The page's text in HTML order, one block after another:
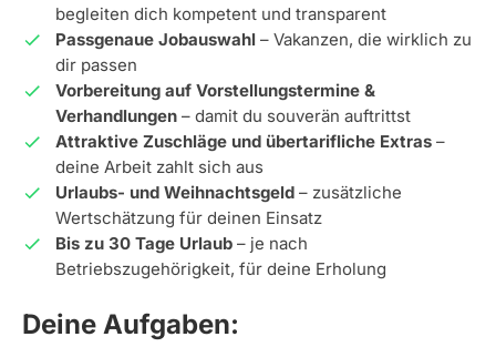
begleiten dich kompetent und transparent
Passgenaue Jobauswahl – Vakanzen, die wirklich zu
dir passen
Vorbereitung auf Vorstellungstermine &
Verhandlungen – damit du souverän auftrittst
Attraktive Zuschläge und übertarifliche Extras –
deine Arbeit zahlt sich aus
Urlaubs- und Weihnachtsgeld – zusätzliche
Wertschätzung für deinen Einsatz
Bis zu 30 Tage Urlaub – je nach
Betriebszugehörigkeit, für deine Erholung
Deine Aufgaben: